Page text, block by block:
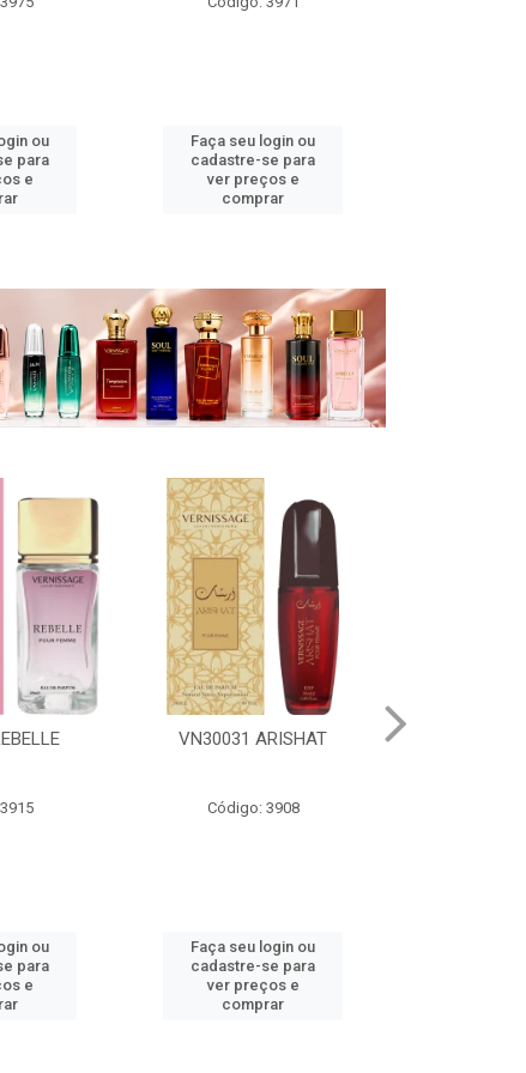
ou
para
e
Faça seu login ou
cadastre-se para
ver preços e
comprar
ou
para
e
VN30028 AL MAAZ
Código: 3905
Faça seu login ou
cadastre-se para
ver preços e
comprar